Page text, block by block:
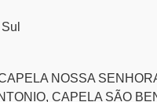
Sul
NOSSA
CAPELA SÃO